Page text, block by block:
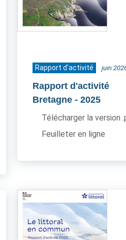
Rapport d'activité juin
Rapport d'activité
Bretagne - 2025
Télécharger la version
Feuilleter en ligne